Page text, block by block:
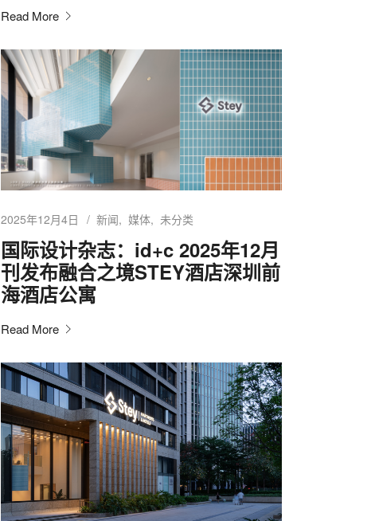
Read More
2025年12月4日 新闻 媒体 未分类
国际设计杂志：id+c 2025年12月
刊发布融合之境STEY酒店深圳前
海酒店公寓
Read More